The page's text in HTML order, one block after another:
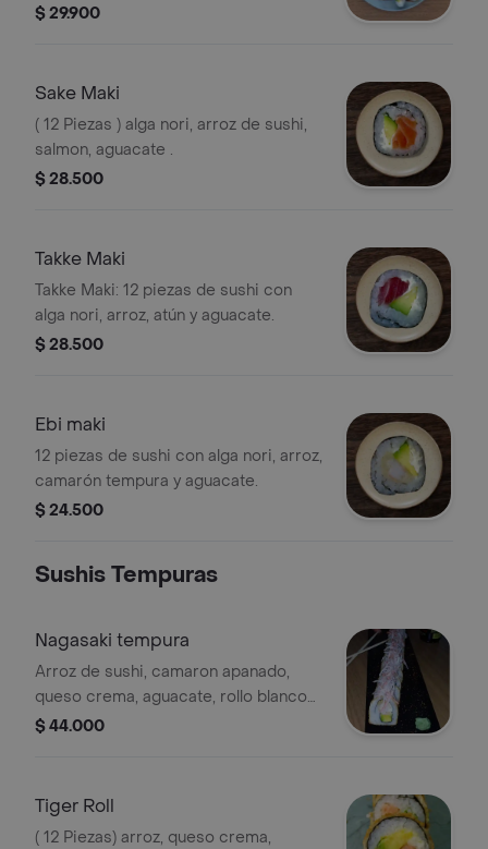
$ 29.900
Sake Maki
( 12 Piezas ) alga nori, arroz de sushi,
salmon, aguacate .
$ 28.500
Takke Maki
Takke Maki: 12 piezas de sushi con
alga nori, arroz, atún y aguacate.
$ 28.500
Ebi maki
12 piezas de sushi con alga nori, arroz,
camarón tempura y aguacate.
$ 24.500
Sushis Tempuras
Nagasaki tempura
Arroz de sushi, camaron apanado,
queso crema, aguacate, rollo blanco
apanado , con toppin de kanikama
$ 44.000
Tiger Roll
( 12 Piezas) arroz, queso crema,